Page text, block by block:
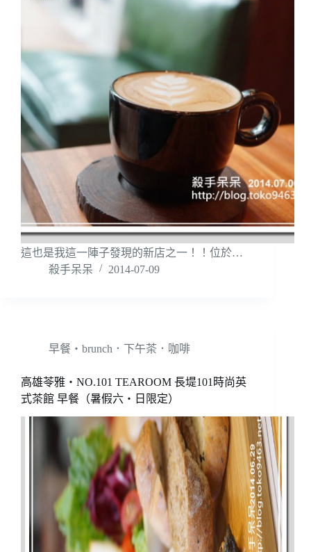
這也是我這一陣子發現的新店之一！！位於…
殺手呆呆
2014-07-09
早餐‧brunch．下午茶．咖啡
高雄苓雅‧NO.101 TEAROOM 長堤101時尚英
式茶館 早餐（暑假六‧日限定）